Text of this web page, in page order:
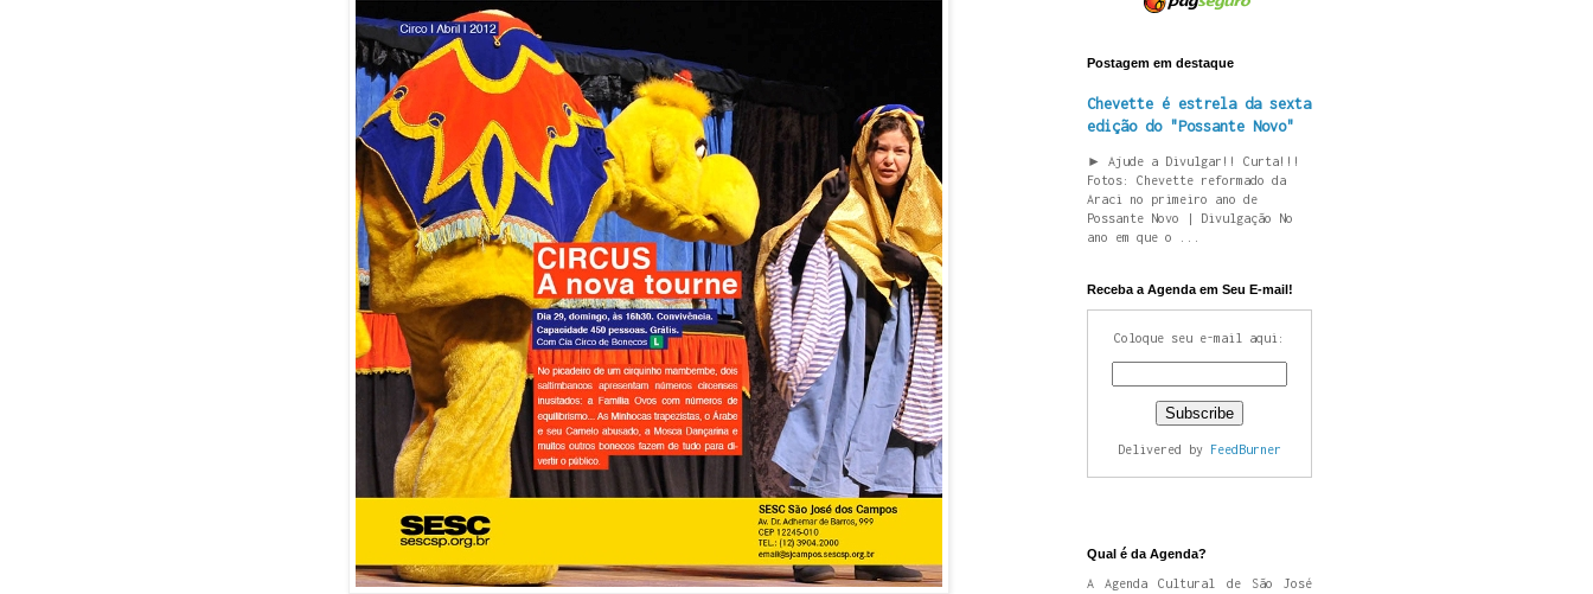
Postagem em destaque
Chevette é estrela da sexta
edição do "Possante Novo"
► Ajude a Divulgar!! Curta!!!
Fotos: Chevette reformado da
Araci no primeiro ano de
Possante Novo | Divulgação No
ano em que o ...
Receba a Agenda em Seu E-mail!
Coloque seu e-mail aqui:
Delivered by FeedBurner
Qual é da Agenda?
A Agenda Cultural de São José